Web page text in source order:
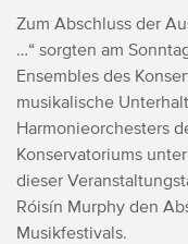
Zum Abschluss der
…“ sorgten am
Ensembles des
musikalische
Harmonieorchesters
Konservatoriums
dieser
Róisín Murphy den
Musikfestivals.